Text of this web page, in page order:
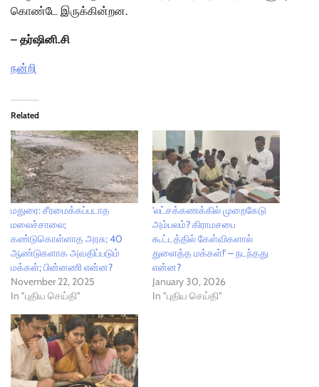
கொண்டே இருக்கின்றன.
– தர்ஷினி.சி
நன்றி
Related
மதுரை: சீரமைக்கப்படாத
மலைச்சாலை;
கண்டுகொள்ளாத அரசு; 40
ஆண்டுகளாக அவதிப்படும்
மக்கள்; பின்னணி என்ன?
November 22, 2025
In "புதிய செய்தி"
'லட்சக்கணக்கில் முறைகேடு
அம்பலம்? கிராமசபை
கூட்டத்தில் கேள்விகளால்
துளைத்த மக்கள்!' – நடந்தது
என்ன?
January 30, 2026
In "புதிய செய்தி"